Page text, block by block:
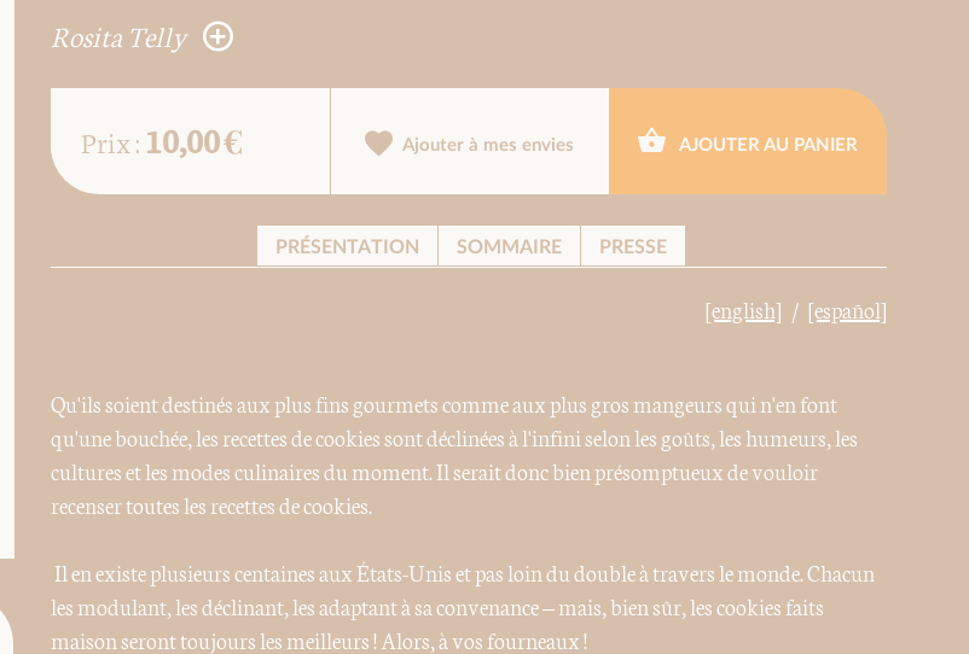
Rosita Telly
Prix : 10,00 € Ajouter à mes envies AJOUTER AU PANIER
PRÉSENTATION SOMMAIRE PRESSE
[english] [español]
Qu'ils soient destinés aux plus fins gourmets comme aux plus gros mangeurs qui n'en font
qu'une bouchée, les recettes de cookies sont déclinées à l'infini selon les goûts, les humeurs, les
cultures et les modes culinaires du moment. Il serait donc bien présomptueux de vouloir
recenser toutes les recettes de cookies.
Il en existe plusieurs centaines aux États-Unis et pas loin du double à travers le monde. Chacun
les modulant, les déclinant, les adaptant à sa convenance – mais, bien sûr, les cookies faits
maison seront toujours les meilleurs ! Alors, à vos fourneaux !